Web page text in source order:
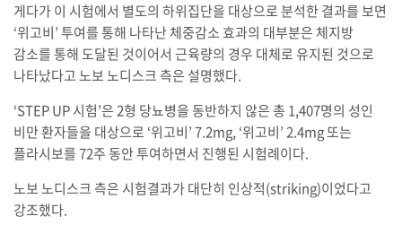
게다가 이 시험에서 별도의 하위집단을 대상으로 분석한 결과를 보면
‘위고비’ 투여를 통해 나타난 체중감소 효과의 대부분은 체지방
감소를 통해 도달된 것이어서 근육량의 경우 대체로 유지된 것으로
나타났다고 노보 노디스크 측은 설명했다.
‘STEP UP 시험’은 2형 당뇨병을 동반하지 않은 총 1,407명의 성인
비만 환자들을 대상으로 ‘위고비’ 7.2mg, ‘위고비’ 2.4mg 또는
플라시보를 72주 동안 투여하면서 진행된 시험례이다.
노보 노디스크 측은 시험결과가 대단히 인상적(striking)이었다고
강조했다.